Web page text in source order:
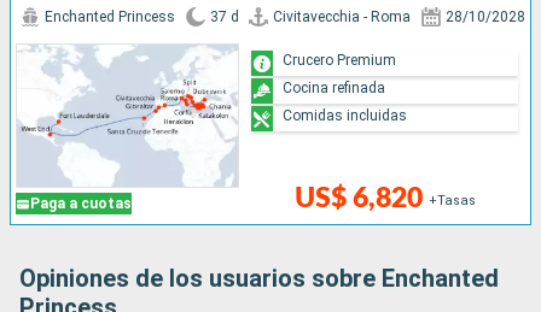
Paga a cuotas
Enchanted Princess 37 d Civitavecchia - Roma 28/10/2028
US$ 6,820 +Tasas
Crucero Premium
Cocina refinada
Comidas incluidas
Opiniones de los usuarios sobre Enchanted